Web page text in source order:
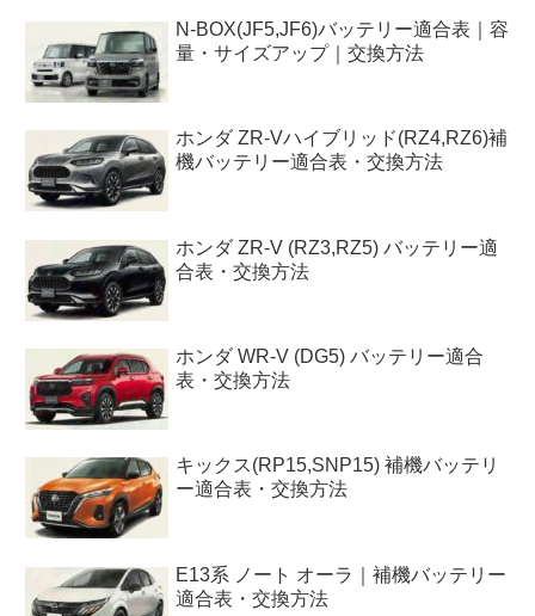
N-BOX(JF5,JF6)バッテリー適合表｜容
量・サイズアップ｜交換方法
ホンダ ZR-Vハイブリッド(RZ4,RZ6)補
機バッテリー適合表・交換方法
ホンダ ZR-V (RZ3,RZ5) バッテリー適
合表・交換方法
ホンダ WR-V (DG5) バッテリー適合
表・交換方法
キックス(RP15,SNP15) 補機バッテリ
ー適合表・交換方法
E13系 ノート オーラ｜補機バッテリー
適合表・交換方法